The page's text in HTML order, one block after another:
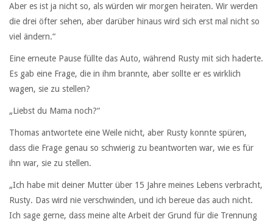
Aber es ist ja nicht so, als würden wir morgen heiraten. Wir werden
die drei öfter sehen, aber darüber hinaus wird sich erst mal nicht so
viel ändern.“
Eine erneute Pause füllte das Auto, während Rusty mit sich haderte.
Es gab eine Frage, die in ihm brannte, aber sollte er es wirklich
wagen, sie zu stellen?
„Liebst du Mama noch?“
Thomas antwortete eine Weile nicht, aber Rusty konnte spüren,
dass die Frage genau so schwierig zu beantworten war, wie es für
ihn war, sie zu stellen.
„Ich habe mit deiner Mutter über 15 Jahre meines Lebens verbracht,
Rusty. Das wird nie verschwinden, und ich bereue das auch nicht.
Ich sage gerne, dass meine alte Arbeit der Grund für die Trennung